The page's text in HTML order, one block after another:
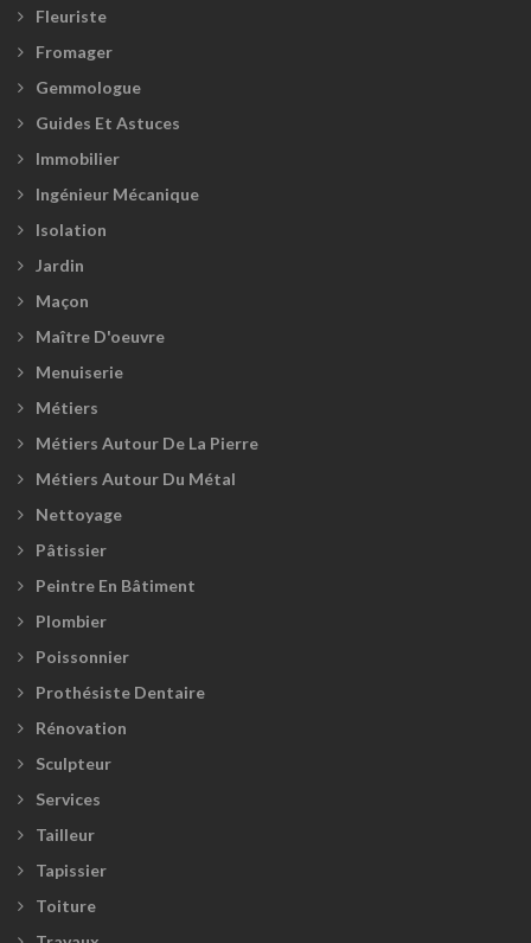
Fleuriste
Fromager
Gemmologue
Guides Et Astuces
Immobilier
Ingénieur Mécanique
Isolation
Jardin
Maçon
Maître D'oeuvre
Menuiserie
Métiers
Métiers Autour De La Pierre
Métiers Autour Du Métal
Nettoyage
Pâtissier
Peintre En Bâtiment
Plombier
Poissonnier
Prothésiste Dentaire
Rénovation
Sculpteur
Services
Tailleur
Tapissier
Toiture